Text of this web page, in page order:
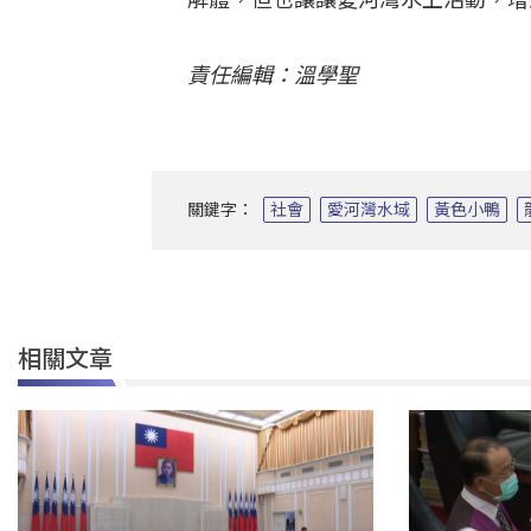
責任編輯：溫學聖
關鍵字： 社會 愛河灣水域 黃色小鴨
相關文章